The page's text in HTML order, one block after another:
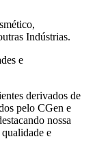
Indústrias.
e
derivados de
pelo CGen e
nossa
e